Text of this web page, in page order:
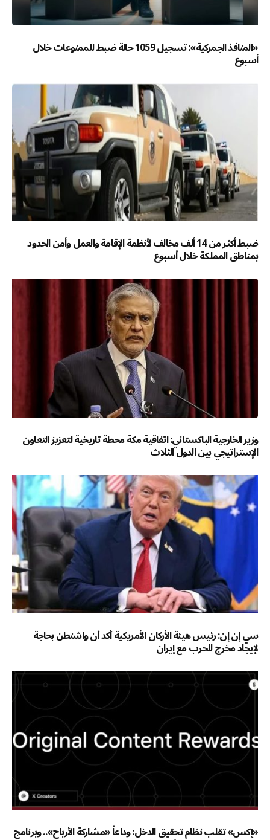
«المنافذ الجمركية»: تسجيل 1059 حالة ضبط للممنوعات خلال
أسبوع
ضبط أكثر من 14 ألف مخالف لأنظمة الإقامة والعمل وأمن الحدود
بمناطق المملكة خلال أسبوع
وزير الخارجية الباكستاني: اتفاقية مكة محطة تاريخية لتعزيز التعاون
الإستراتيجي بين الدول الثلاث
سي إن إن: رئيس هيئة الأركان الأمريكية أكد أن واشنطن بحاجة
لإيجاد مخرج للحرب مع إيران
«إكس» تقلب نظام تحقيق الدخل: وداعاً «مشاركة الأرباح».. وبرنامج